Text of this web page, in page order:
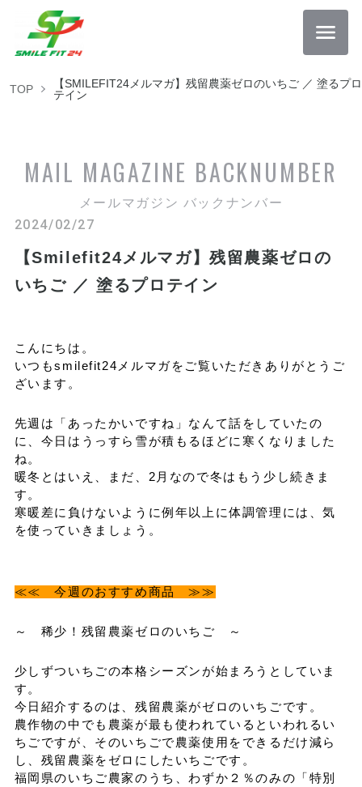
TOP
【SMILEFIT24メルマガ】残留農薬ゼロのいちご ／ 塗るプロ
テイン
MAIL MAGAZINE BACKNUMBER
メールマガジン バックナンバー
2024/02/27
【Smilefit24メルマガ】残留農薬ゼロの
いちご ／ 塗るプロテイン
こんにちは。
いつもsmilefit24メルマガをご覧いただきありがとうご
ざいます。
先週は「あったかいですね」なんて話をしていたの
に、今日はうっすら雪が積もるほどに寒くなりました
ね。
暖冬とはいえ、まだ、2月なので冬はもう少し続きま
す。
寒暖差に負けないように例年以上に体調管理には、気
を使っていきましょう。
≪≪ 今週のおすすめ商品 ≫≫
～ 稀少！残留農薬ゼロのいちご ～
少しずついちごの本格シーズンが始まろうとしていま
す。
今日紹介するのは、残留農薬がゼロのいちごです。
農作物の中でも農薬が最も使われているといわれるい
ちごですが、そのいちごで農薬使用をできるだけ減ら
し、残留農薬をゼロにしたいちごです。
福岡県のいちご農家のうち、わずか２％のみの「特別